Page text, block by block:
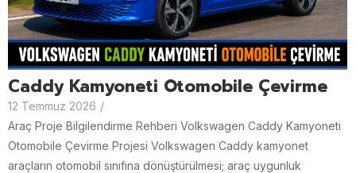
Caddy Kamyoneti Otomobile Çevirme
12 Temmuz 2026 /
Araç Proje Bilgilendirme Rehberi Volkswagen Caddy Kamyoneti
Otomobile Çevirme Projesi Volkswagen Caddy kamyonet
araçların otomobil sınıfına dönüştürülmesi; araç uygunluk